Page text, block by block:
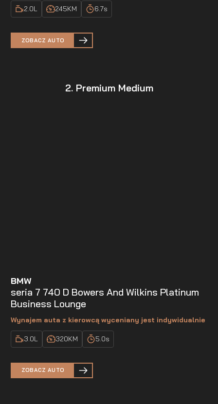
2.0L 245KM 6.7s
ZOBACZ AUTO
2. Premium Medium
BMW
seria 7 740 D Bowers And Wilkins Platinum
Business Lounge
Wynajem auta z kierowcą wyceniany jest indywidualnie
3.0L 320KM 5.0s
ZOBACZ AUTO